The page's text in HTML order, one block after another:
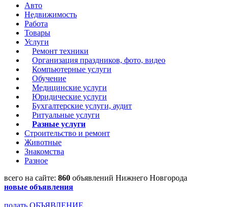
Авто
Недвижимость
Работа
Товары
Услуги
Ремонт техники
Организация праздников, фото, видео
Компьютерные услуги
Обучение
Медицинские услуги
Юридические услуги
Бухгалтерские услуги, аудит
Ритуальные услуги
Разные услуги
Строительство и ремонт
Животные
Знакомства
Разное
всего на сайте: 860 объявлений Нижнего Новгорода
новые объявления
подать ОБЪЯВЛЕНИЕ